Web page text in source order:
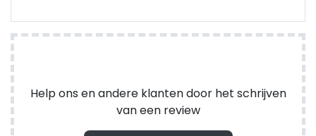
Help ons en andere klanten door het schrijven
van een review